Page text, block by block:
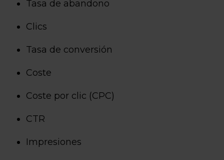
Tasa de abandono
Clics
Tasa de conversión
Coste
Coste por clic (CPC)
CTR
Impresiones